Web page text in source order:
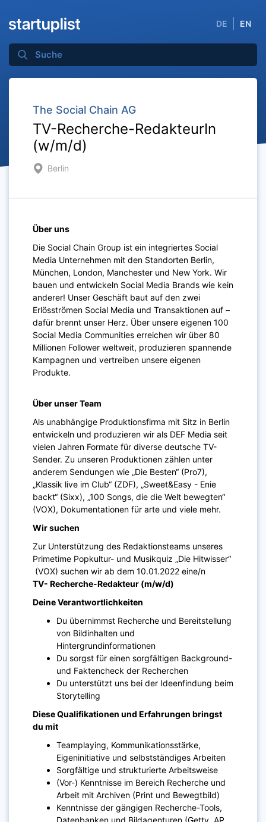
DE EN
The Social Chain AG
TV-Recherche-RedakteurIn
(w/m/d)
Berlin
Über uns
Die Social Chain Group ist ein integriertes Social
Media Unternehmen mit den Standorten Berlin,
München, London, Manchester und New York. Wir
bauen und entwickeln Social Media Brands wie kein
anderer! Unser Geschäft baut auf den zwei
Erlösströmen Social Media und Transaktionen auf –
dafür brennt unser Herz. Über unsere eigenen 100
Social Media Communities erreichen wir über 80
Millionen Follower weltweit, produzieren spannende
Kampagnen und vertreiben unsere eigenen
Produkte.
Über unser Team
Als unabhängige Produktionsfirma mit Sitz in Berlin
entwickeln und produzieren wir als DEF Media seit
vielen Jahren Formate für diverse deutsche TV-
Sender. Zu unseren Produktionen zählen unter
anderem Sendungen wie „Die Besten“ (Pro7),
„Klassik live im Club“ (ZDF), „Sweet&Easy - Enie
backt“ (Sixx), „100 Songs, die die Welt bewegten“
(VOX), Dokumentationen für arte und viele mehr.
Wir suchen
Zur Unterstützung des Redaktionsteams unseres
Primetime Popkultur- und Musikquiz „Die Hitwisser“
(VOX) suchen wir ab dem 10.01.2022 eine/n
TV- Recherche-Redakteur (m/w/d)
Deine Verantwortlichkeiten
Du übernimmst Recherche und Bereitstellung
von Bildinhalten und
Hintergrundinformationen
Du sorgst für einen sorgfältigen Background-
und Faktencheck der Recherchen
Du unterstützt uns bei der Ideenfindung beim
Storytelling
Diese Qualifikationen und Erfahrungen bringst
du mit
Teamplaying, Kommunikationsstärke,
Eigeninitiative und selbstständiges Arbeiten
Sorgfältige und strukturierte Arbeitsweise
(Vor-) Kenntnisse im Bereich Recherche und
Arbeit mit Archiven (Print und Bewegtbild)
Kenntnisse der gängigen Recherche-Tools,
Datenbanken und Bildagenturen (Getty, AP,